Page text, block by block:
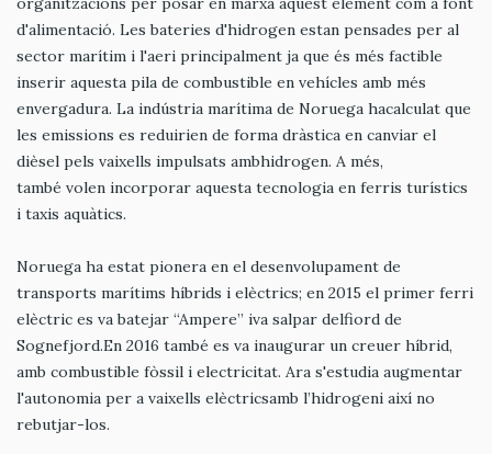
d'alimentació. Les bateries d'hidrogen estan pensades per al
sector marítim i l'aeri principalment ja que és més factible
inserir aquesta pila de combustible en vehícles amb més
envergadura. La indústria marítima de Noruega hacalculat que
les emissions es reduirien de forma dràstica en canviar el
dièsel pels vaixells impulsats ambhidrogen. A més,
també volen incorporar aquesta tecnologia en ferris turístics
i taxis aquàtics.
Noruega ha estat pionera en el desenvolupament de
transports marítims híbrids i elèctrics; en 2015 el primer ferri
elèctric es va batejar “Ampere” iva salpar delfiord de
Sognefjord.En 2016 també es va inaugurar un creuer híbrid,
amb combustible fòssil i electricitat. Ara s'estudia augmentar
l'autonomia per a vaixells elèctricsamb l’hidrogeni així no
rebutjar-los.